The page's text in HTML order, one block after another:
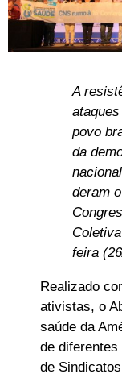
A
povo
da
deram
feira
Realizado
ativistas, o
saúde da
de
de